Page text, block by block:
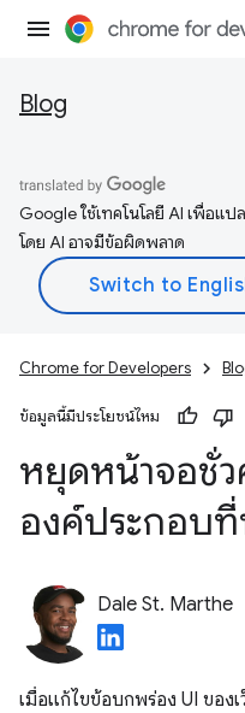
Blog
Google ใช้เทคโนโลยี AI เพื่อแ
โดย AI อาจมีข้อผิดพลาด
Chrome for Developers
ข้อมูลนี้มีประโยชน์ไหม
หยุดหน้าจอชั่ว
องค์ประกอบที่
Dale St. Marthe
เมื่อแก้ไขข้อบกพร่อง UI ของ